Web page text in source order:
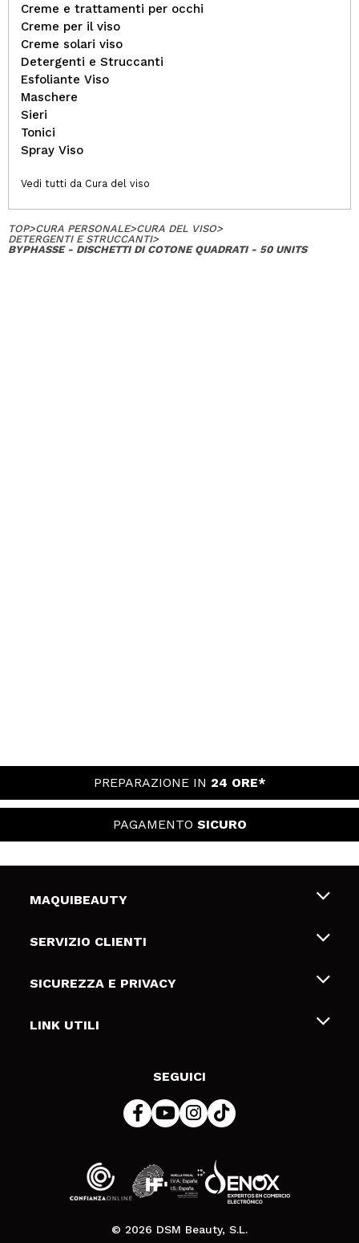
Creme e trattamenti per occhi
Creme per il viso
Creme solari viso
Detergenti e Struccanti
Esfoliante Viso
Maschere
Sieri
Tonici
Spray Viso
Vedi tutti da Cura del viso
TOP>CURA PERSONALE>CURA DEL VISO>
DETERGENTI E STRUCCANTI>
BYPHASSE - DISCHETTI DI COTONE QUADRATI - 50 UNITS
PREPARAZIONE IN 24 ORE*
PAGAMENTO SICURO
MAQUIBEAUTY
Chi siamo
Gift Cards
SERVIZIO CLIENTI
Spedizioni & Resi
Metodi di pagamamento
SICUREZZA E PRIVACY
Termini e condizioni
LINK UTILI
SEGUICI
© 2026 DSM Beauty, S.L.